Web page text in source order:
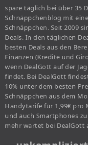
spare täglich bei über 35
Schnäppchenblog mit
Schnäppchen. Seit 2009
Deals. In den täglichen
besten Deals aus den
Finanzen (Kredite und
wenn DealGott auf der
findet. Bei DealGott
10% unter dem besten
Schnäppchen aus dem
Handytarife für 1,99€ pro
und auch Smartphones
mehr wartet bei DealGott